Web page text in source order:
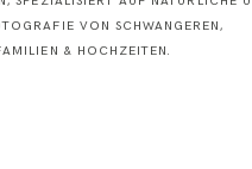
VON SCHWANGEREN,
& HOCHZEITEN.